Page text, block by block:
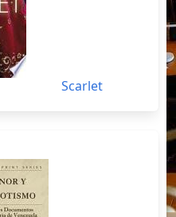
Scarlet